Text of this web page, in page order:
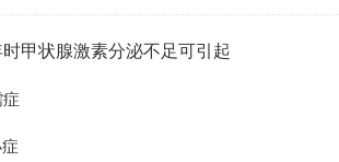
甲状腺激素分泌不足可引起